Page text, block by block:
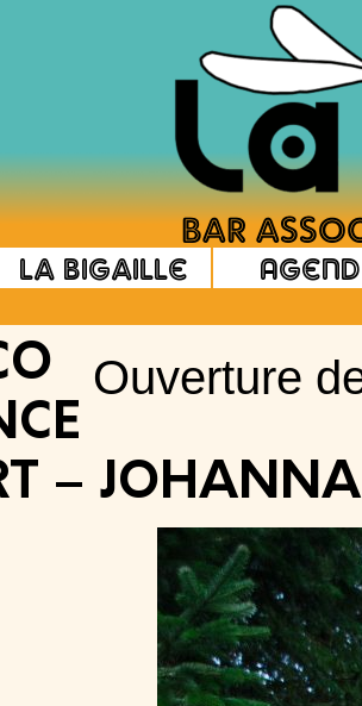
La Bigaille
Ouverture
–